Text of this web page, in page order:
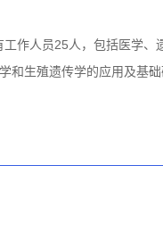
作人员25人，包括医学、
生殖遗传学的应用及基础